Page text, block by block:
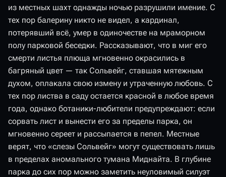
из местных шахт однажды ночью разрушили имение. С
тех пор балерину никто не видел, а кардинал,
потерявший всё, умер в одиночестве на мраморном
полу парковой беседки. Рассказывают, что в миг его
смерти листья плюща мгновенно окрасились в
багряный цвет — так Сольвейг, ставшая мятежным
духом, оплакала свою измену и утраченную любовь. С
тех пор листва в саду остается красной в любое время
года, однако ботаники-любители предупреждают: если
сорвать лист и вынести его за пределы парка, он
мгновенно сереет и рассыпается в пепел. Местные
верят, что «слезы Сольвейг» могут существовать лишь
в пределах аномального тумана Миднайта. В глубине
парка до сих пор можно заметить неуловимый силуэт